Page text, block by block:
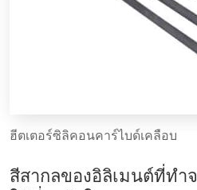
ฮีตเตอร์ซิลิคอนคาร์ไบด์เคลือบ
สีสากลของอิลิเมนต์ที่ทำ